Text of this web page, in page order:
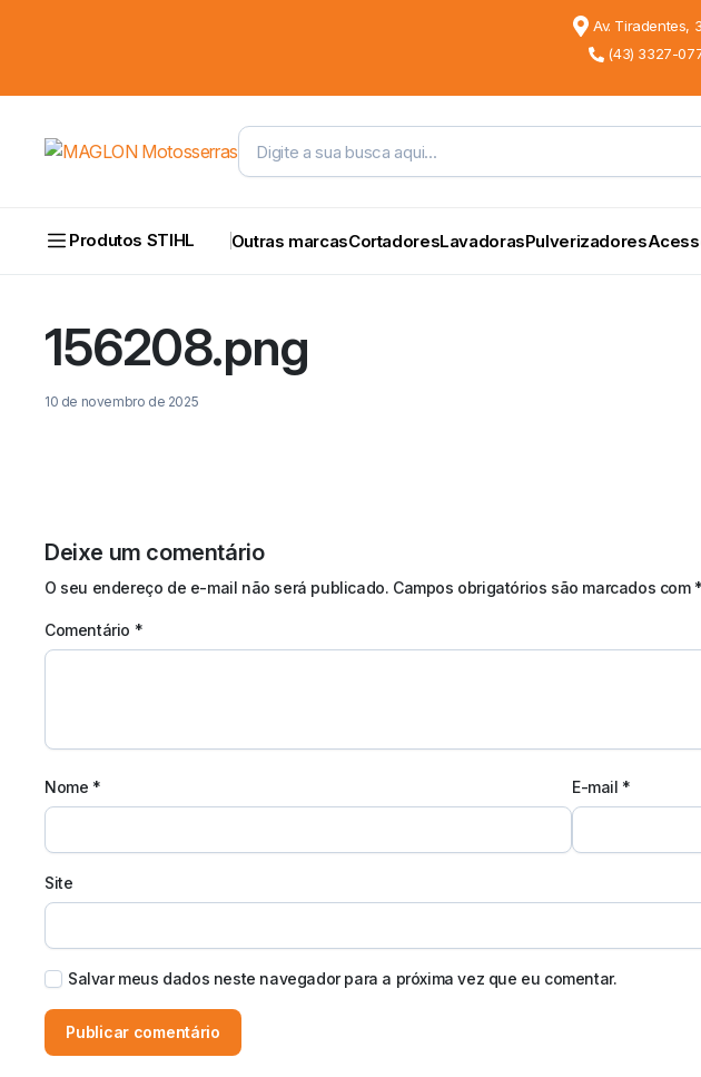
Av. Tiradentes,
(43) 3327-
Produtos STIHL Outras marcasCortadoresLavadorasPulverizadores
156208.png
10 de novembro de 2025
Deixe um comentário
O seu endereço de e-mail não será publicado. Campos obrigatórios são marcados com *
Comentário *
Nome * E-mail *
Site
Salvar meus dados neste navegador para a próxima vez que eu comentar.